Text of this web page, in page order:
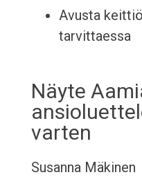
Avusta
tarvittaessa
Näyte
varten
Susanna Mäkinen